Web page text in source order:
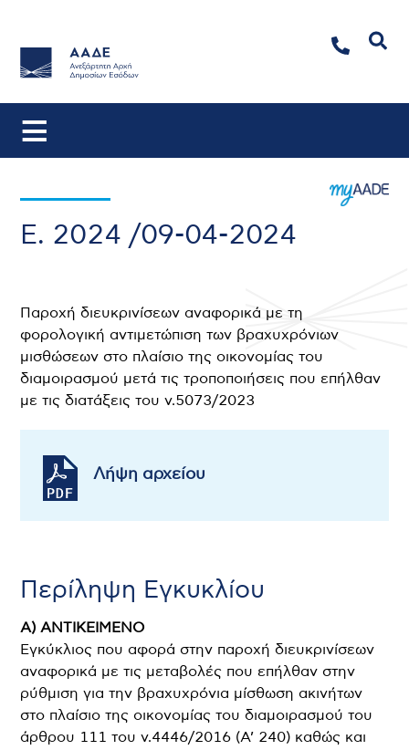
Ε. 2024 /09-04-2024
Παροχή διευκρινίσεων αναφορικά με τη
φορολογική αντιμετώπιση των βραχυχρόνιων
μισθώσεων στο πλαίσιο της οικονομίας του
διαμοιρασμού μετά τις τροποποιήσεις που επήλθαν
με τις διατάξεις του ν.5073/2023
Λήψη αρχείου
Περίληψη Εγκυκλίου
Α) ΑΝΤΙΚΕΙΜΕΝΟ
Εγκύκλιος που αφορά στην παροχή διευκρινίσεων
αναφορικά με τις μεταβολές που επήλθαν στην
ρύθμιση για την βραχυχρόνια μίσθωση ακινήτων
στο πλαίσιο της οικονομίας του διαμοιρασμού του
άρθρου 111 του ν.4446/2016 (Α’ 240) καθώς και